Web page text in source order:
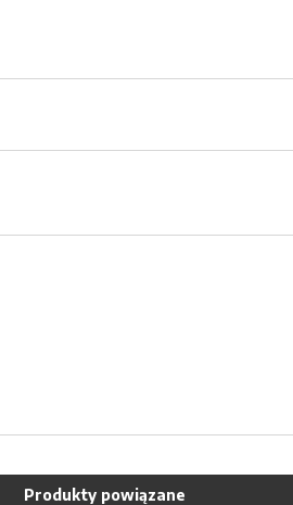
Produkty powiązane